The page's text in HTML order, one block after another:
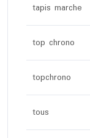
tapis marche
top chrono
topchrono
tous